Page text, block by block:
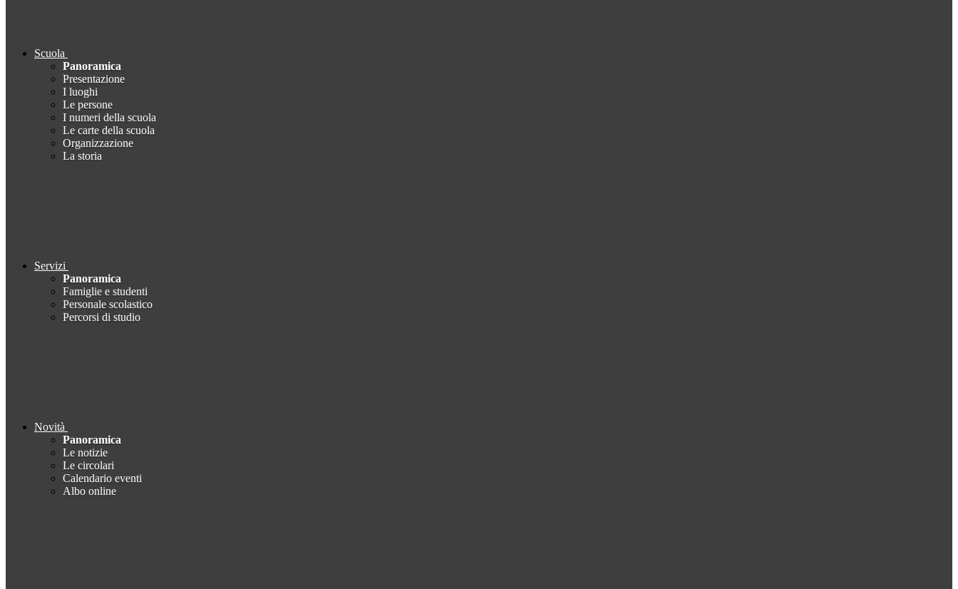
Scuola
Panoramica
Presentazione
I luoghi
Le persone
I numeri della scuola
Le carte della scuola
Organizzazione
La storia
Servizi
Panoramica
Famiglie e studenti
Personale scolastico
Percorsi di studio
Novità
Panoramica
Le notizie
Le circolari
Calendario eventi
Albo online